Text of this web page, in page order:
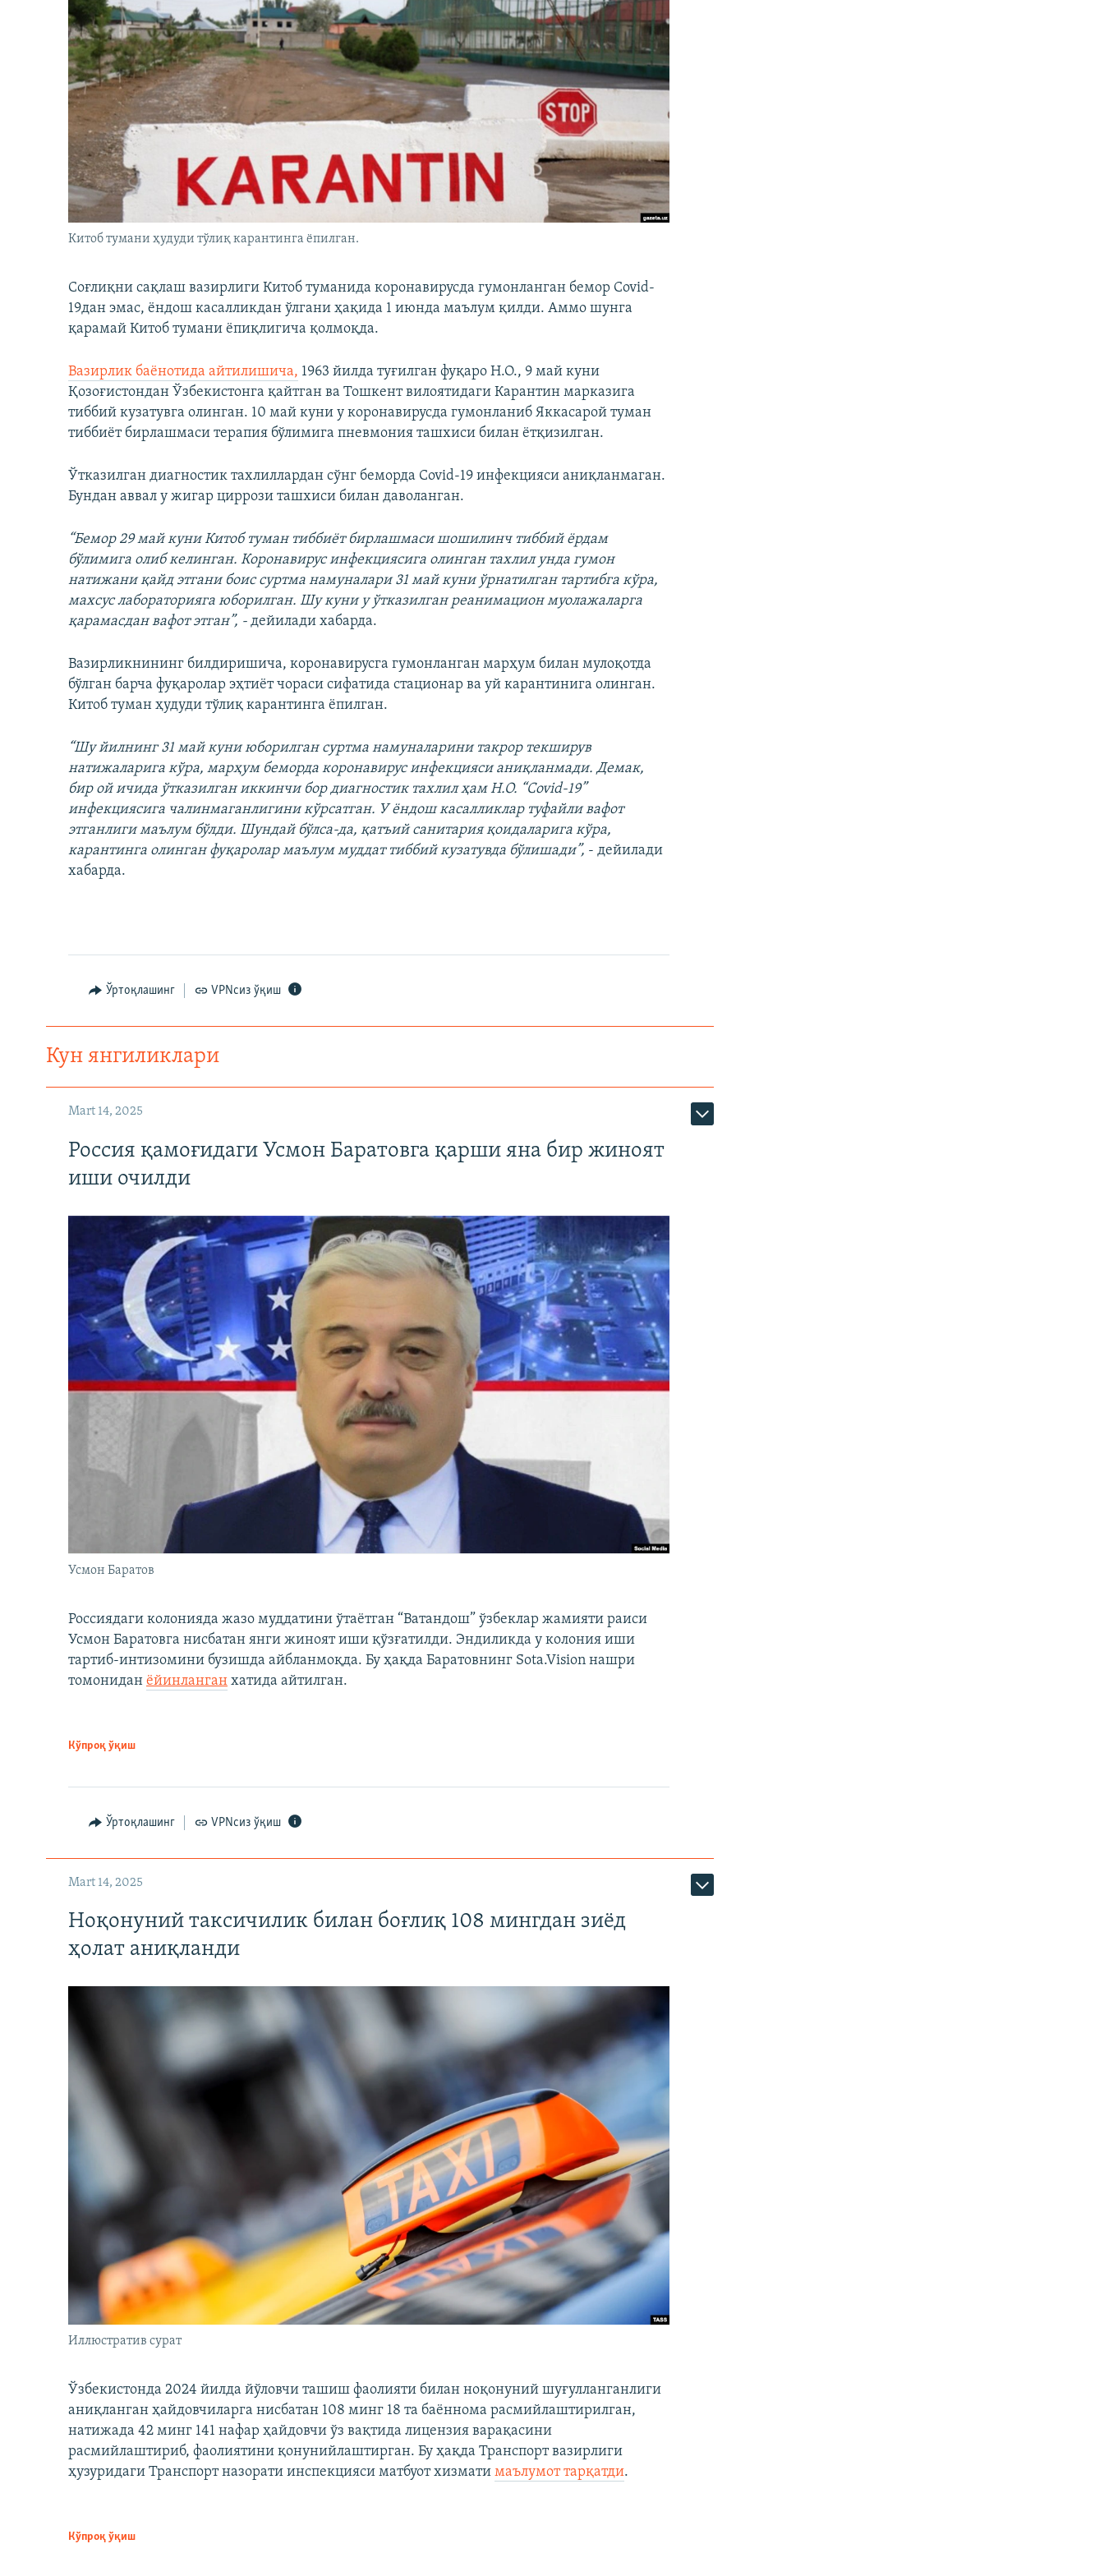
Китоб тумани ҳудуди тўлиқ карантинга ёпилган.
Соғлиқни сақлаш вазирлиги Китоб туманида коронавирусда гумонланган бемор Covid-
19дан эмас, ёндош касалликдан ўлгани ҳақида 1 июнда маълум қилди. Аммо шунга
қарамай Китоб тумани ёпиқлигича қолмоқда.
Вазирлик баёнотида айтилишича, 1963 йилда туғилган фуқаро Н.О., 9 май куни
Қозоғистондан Ўзбекистонга қайтган ва Тошкент вилоятидаги Карантин марказига
тиббий кузатувга олинган. 10 май куни у коронавирусда гумонланиб Яккасарой туман
тиббиёт бирлашмаси терапия бўлимига пневмония ташхиси билан ётқизилган.
Ўтказилган диагностик тахлиллардан сўнг беморда Covid-19 инфекцияси аниқланмаган.
Бундан аввал у жигар циррози ташхиси билан даволанган.
“Бемор 29 май куни Китоб туман тиббиёт бирлашмаси шошилинч тиббий ёрдам
бўлимига олиб келинган. Коронавирус инфекциясига олинган тахлил унда гумон
натижани қайд этгани боис суртма намуналари 31 май куни ўрнатилган тартибга кўра,
махсус лабораторияга юборилган. Шу куни у ўтказилган реанимацион муолажаларга
қарамасдан вафот этган”, - дейилади хабарда.
Вазирликнининг билдиришича, коронавирусга гумонланган марҳум билан мулоқотда
бўлган барча фуқаролар эҳтиёт чораси сифатида стационар ва уй карантинига олинган.
Китоб туман ҳудуди тўлиқ карантинга ёпилган.
“Шу йилнинг 31 май куни юборилган суртма намуналарини такрор текширув
натижаларига кўра, марҳум беморда коронавирус инфекцияси аниқланмади. Демак,
бир ой ичида ўтказилган иккинчи бор диагностик тахлил ҳам Н.О. “Covid-19”
инфекциясига чалинмаганлигини кўрсатган. У ёндош касалликлар туфайли вафот
этганлиги маълум бўлди. Шундай бўлса-да, қатъий санитария қоидаларига кўра,
карантинга олинган фуқаролар маълум муддат тиббий кузатувда бўлишади”, - дейилади
хабарда.
Ўртоқлашинг VPNсиз ўқиш
Кун янгиликлари
Mart 14, 2025
Россия қамоғидаги Усмон Баратовга қарши яна бир жиноят
иши очилди
Усмон Баратов
Россиядаги колонияда жазо муддатини ўтаётган “Ватандош” ўзбеклар жамияти раиси
Усмон Баратовга нисбатан янги жиноят иши қўзғатилди. Эндиликда у колония иши
тартиб-интизомини бузишда айбланмоқда. Бу ҳақда Баратовнинг Sota.Vision нашри
томонидан ёйинланган хатида айтилган.
Кўпроқ ўқиш
Ўртоқлашинг VPNсиз ўқиш
Mart 14, 2025
Ноқонуний таксичилик билан боғлиқ 108 мингдан зиёд
ҳолат аниқланди
Иллюстратив сурат
Ўзбекистонда 2024 йилда йўловчи ташиш фаолияти билан ноқонуний шуғулланганлиги
аниқланган ҳайдовчиларга нисбатан 108 минг 18 та баённома расмийлаштирилган,
натижада 42 минг 141 нафар ҳайдовчи ўз вақтида лицензия варақасини
расмийлаштириб, фаолиятини қонунийлаштирган. Бу ҳақда Транспорт вазирлиги
ҳузуридаги Транспорт назорати инспекцияси матбуот хизмати маълумот тарқатди.
Кўпроқ ўқиш